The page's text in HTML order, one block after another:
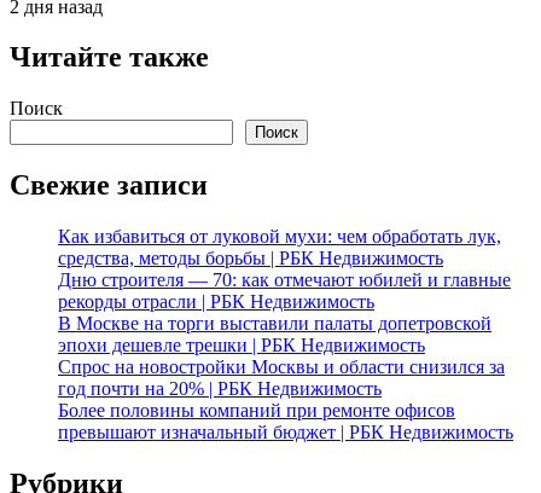
2 дня назад
Читайте также
Поиск
Поиск
Свежие записи
Как избавиться от луковой мухи: чем обработать лук,
средства, методы борьбы | РБК Недвижимость
Дню строителя — 70: как отмечают юбилей и главные
рекорды отрасли | РБК Недвижимость
В Москве на торги выставили палаты допетровской
эпохи дешевле трешки | РБК Недвижимость
Спрос на новостройки Москвы и области снизился за
год почти на 20% | РБК Недвижимость
Более половины компаний при ремонте офисов
превышают изначальный бюджет | РБК Недвижимость
Рубрики